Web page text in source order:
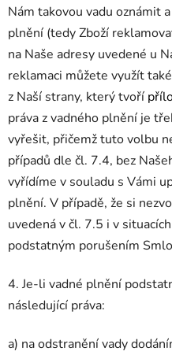
Nám takovou vadu oznámit
plnění (tedy Zboží
na Naše adresy uvedené u
reklamaci můžete využít
z Naší strany, který tvoří
práva z vadného plnění je
vyřešit, přičemž tuto volbu
případů dle čl. 7.4, bez
vyřídíme v souladu s Vámi
plnění. V případě, že si
uvedená v čl. 7.5 i v
podstatným porušením
4. Je-li vadné plnění
následující práva:
a) na odstranění vady